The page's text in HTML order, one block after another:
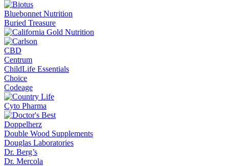
Bluebonnet Nutrition
Buried Treasure
CBD
Centrum
ChildLife Essentials
Choice
Codeage
Cyto Pharma
Doppelherz
Double Wood Supplements
Douglas Laboratories
Dr. Berg’s
Dr. Mercola